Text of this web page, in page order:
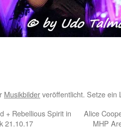
Musikbilderveröffentlicht. Setze
+ Rebellious Spirit in
21.10.17
Alice
MHP